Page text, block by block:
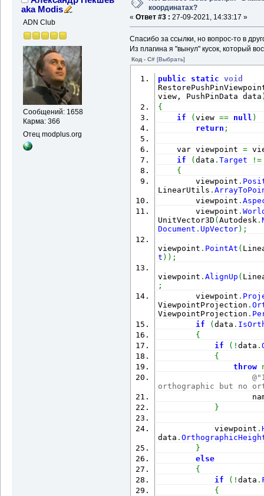
aka Modis
ADN Club
Сообщений: 1658
Карма: 366
Отец modplus.org
координатах?
« Ответ #3 : 27-09-2021, 14:33:17 »
Спасибо за ссылки, но вопрос-то в
Из плагина я "вынул" кусок, который
Код - C# [Выбрать]
public static
void
view, PushPinData data
{
if
(view == null )
return ;
var viewpoint =
if
(data .Target
!=
{
viewpoint .
LinearUtils .
viewpoint .
viewpoint .
UnitVector3D (Autodesk .
Document . UpVector) ;
viewpoint . PointAt (
t ) ) ;
viewpoint .AlignUp (
;
viewpoint .
ViewpointProjection .
ViewpointProjection .
if
(data .
{
if
( !data .
{
throw
orthographic but no
}
viewpoint .
data .
}
else
{
if
( !data .
{